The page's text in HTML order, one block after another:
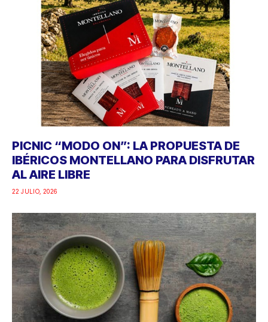
PICNIC “MODO ON”: LA PROPUESTA DE
IBÉRICOS MONTELLANO PARA DISFRUTAR
AL AIRE LIBRE
22 JULIO, 2026